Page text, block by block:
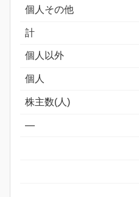
個人その他
計
個人以外
個人
株主数(人)
―